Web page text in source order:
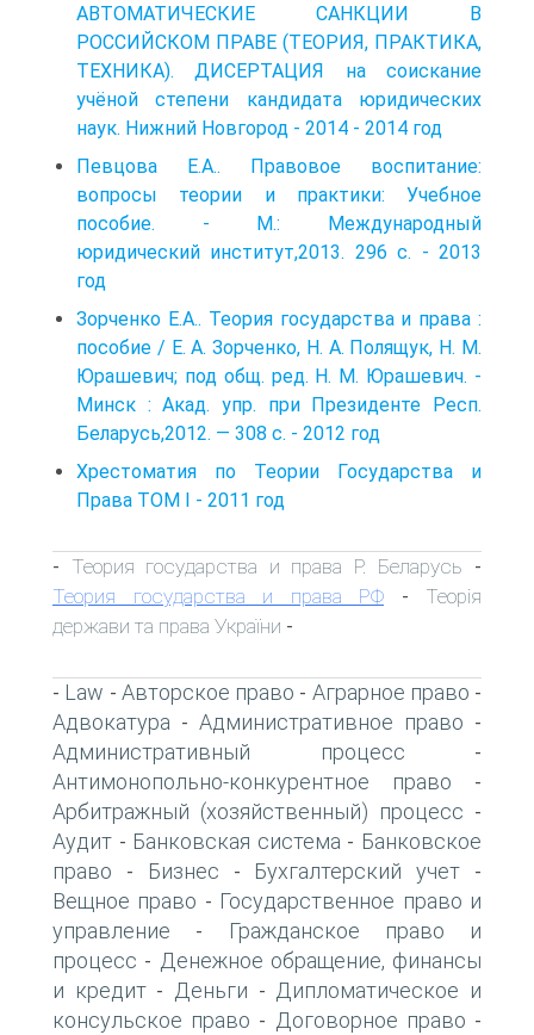
АВТОМАТИЧЕСКИЕ САНКЦИИ В
РОССИЙСКОМ ПРАВЕ (ТЕОРИЯ, ПРАКТИКА,
ТЕХНИКА). ДИСЕРТАЦИЯ на соискание
учёной степени кандидата юридических
наук. Нижний Новгород - 2014 - 2014 год
Певцова Е.А.. Правовое воспитание:
вопросы теории и практики: Учебное
пособие. - М.: Международный
юридический институт,2013. 296 с. - 2013
год
Зорченко Е.А.. Теория государства и права :
пособие / Е. А. Зорченко, Н. А. Полящук, Н. М.
Юрашевич; под общ. ред. Н. М. Юрашевич. -
Минск : Акад. упр. при Президенте Респ.
Беларусь,2012. — 308 с. - 2012 год
Хрестоматия по Теории Государства и
Права ТОМ I - 2011 год
- Теория государства и права Р. Беларусь -
Теория государства и права РФ - Теорія
держави та права України -
- Law - Авторское право - Аграрное право -
Адвокатура - Административное право -
Административный процесс -
Антимонопольно-конкурентное право -
Арбитражный (хозяйственный) процесс -
Аудит - Банковская система - Банковское
право - Бизнес - Бухгалтерский учет -
Вещное право - Государственное право и
управление -
Гражданское право и
процесс - Денежное обращение, финансы
и кредит- Деньги - Дипломатическое и
консульское право - Договорное право -